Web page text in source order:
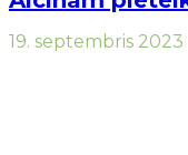
19. septembris 2023